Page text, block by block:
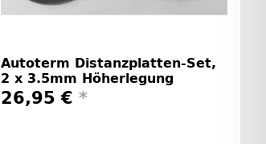
Autoterm Distanzplatten-Set,
2 x 3.5mm Höherlegung
26,95 € *